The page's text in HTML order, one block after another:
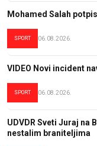
Mohamed Salah
SPORT 06.08.2026.
VIDEO Novi incident
SPORT 06.08.2026.
UDVDR Sveti Juraj na
nestalim braniteljima